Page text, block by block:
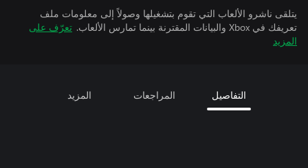
يتلقى ناشرو الألعاب التي تقوم بتشغيلها وصولاً إلى معلومات ملف
تعريفك في Xbox والبيانات المقترنة بينما تمارس الألعاب.
تعرّف على
المزيد
التفاصيل المراجعات المزيد